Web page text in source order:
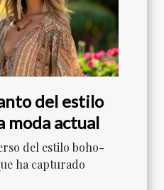
del estilo
moda actual
del estilo boho-
ha capturado